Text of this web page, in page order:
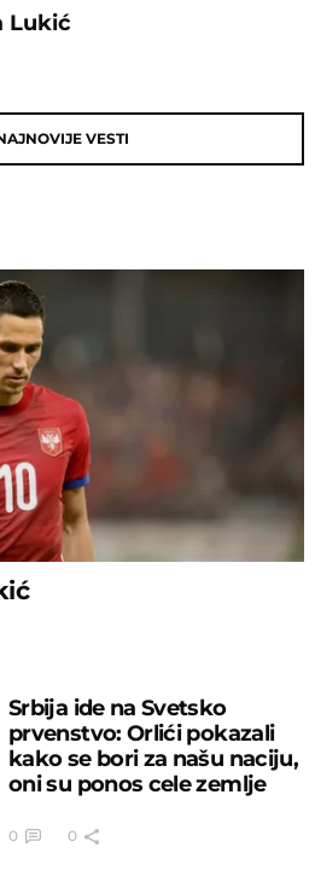
Lukić
VESTI
Srbija ide na Svetsko
prvenstvo: Orlići pokazali
kako se bori za našu naciju,
oni su ponos cele zemlje
0 0